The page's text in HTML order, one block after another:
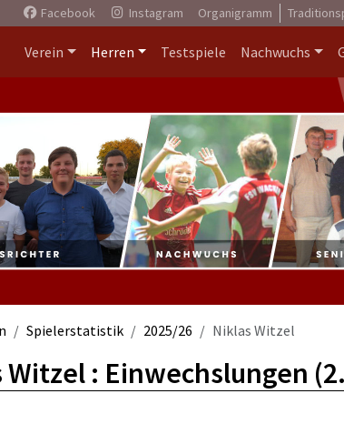
Facebook Instagram Organigramm
Verein Herren Testspiele Nachwuchs
Spielerstatistik 2025/26 Niklas Witzel
Witzel : Einwechslungen